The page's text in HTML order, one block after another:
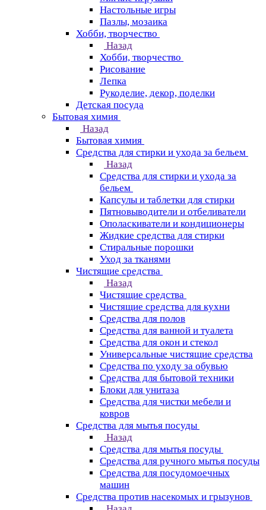
Настольные игры
Пазлы, мозаика
Хобби, творчество
Назад
Хобби, творчество
Рисование
Лепка
Рукоделие, декор, поделки
Детская посуда
Бытовая химия
Назад
Бытовая химия
Средства для стирки и ухода за бельем
Назад
Средства для стирки и ухода за
бельем
Капсулы и таблетки для стирки
Пятновыводители и отбеливатели
Ополаскиватели и кондиционеры
Жидкие средства для стирки
Стиральные порошки
Уход за тканями
Чистящие средства
Назад
Чистящие средства
Чистящие средства для кухни
Средства для полов
Средства для ванной и туалета
Средства для окон и стекол
Универсальные чистящие средства
Средства по уходу за обувью
Средства для бытовой техники
Блоки для унитаза
Средства для чистки мебели и
ковров
Средства для мытья посуды
Назад
Средства для мытья посуды
Средства для ручного мытья посуды
Средства для посудомоечных
машин
Средства против насекомых и грызунов